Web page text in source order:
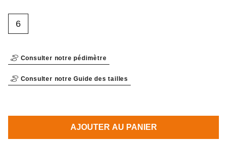
6
Consulter notre pédimètre
Consulter notre Guide des tailles
AJOUTER AU PANIER